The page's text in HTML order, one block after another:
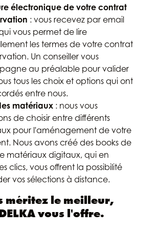
électronique de votre contrat
: vous recevez par email
vous permet de lire
les termes de votre contrat
Un conseiller vous
au préalable pour valider
tous les choix et options qui ont
entre nous.
matériaux : nous vous
de choisir entre différents
pour l'aménagement de votre
Nous avons créé des books de
matériaux digitaux, qui en
clics, vous offrent la possibilité
vos sélections à distance.
méritez le meilleur,
vous l'offre.